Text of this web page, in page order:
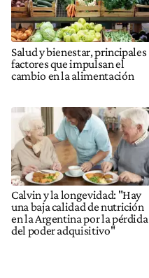
Salud y bienestar, principales
factores que impulsan el
cambio en la alimentación
Calvin y la longevidad: "Hay
una baja calidad de nutrición
en la Argentina por la pérdida
del poder adquisitivo"